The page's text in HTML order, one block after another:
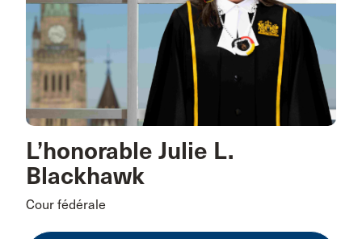
L’honorable Julie L.
Blackhawk
Cour fédérale